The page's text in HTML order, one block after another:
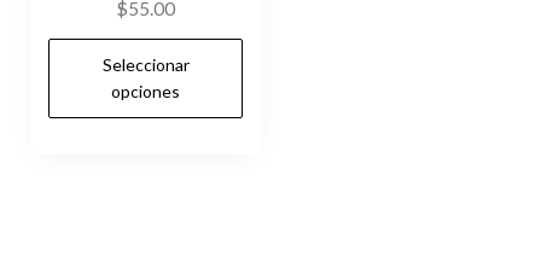
$55.00
Seleccionar
opciones